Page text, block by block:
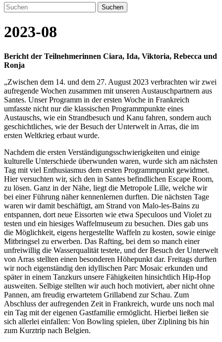
Suchen
2023-08
Bericht der Teilnehmerinnen Ciara, Ida, Viktoria, Rebecca und
Ronja
„Zwischen dem 14. und dem 27. August 2023 verbrachten wir zwei
aufregende Wochen zusammen mit unseren Austauschpartnern aus
Santes. Unser Programm in der ersten Woche in Frankreich
umfasste nicht nur die klassischen Programmpunkte eines
Austauschs, wie ein Strandbesuch und Kanu fahren, sondern auch
geschichtliches, wie der Besuch der Unterwelt in Arras, die im
ersten Weltkrieg erbaut wurde.
Nachdem die ersten Verständigungsschwierigkeiten und einige
kulturelle Unterschiede überwunden waren, wurde sich am nächsten
Tag mit viel Enthusiasmus dem ersten Programmpunkt gewidmet.
Hier versuchten wir, sich den in Santes befindlichen Escape Room,
zu lösen. Ganz in der Nähe, liegt die Metropole Lille, welche wir
bei einer Führung näher kennenlernen durften. Die nächsten Tage
waren wir damit beschäftigt, am Strand von Malo-les-Bains zu
entspannen, dort neue Eissorten wie etwa Speculoos und Violet zu
testen und ein hiesiges Waffelmuseum zu besuchen. Dies gab uns
die Möglichkeit, eigens hergestellte Waffeln zu kosten, sowie einige
Mitbringsel zu erwerben. Das Rafting, bei dem so manch einer
unfreiwillig die Wasserqualität testete, und der Besuch der Unterwelt
von Arras stellten einen besonderen Höhepunkt dar. Freitags durften
wir noch eigenständig den idyllischen Parc Mosaic erkunden und
später in einem Tanzkurs unsere Fähigkeiten hinsichtlich Hip-Hop
ausweiten. Selbige stellten wir auch hoch motiviert, aber nicht ohne
Pannen, am freudig erwartetem Grillabend zur Schau. Zum
Abschluss der aufregenden Zeit in Frankreich, wurde uns noch mal
ein Tag mit der eigenen Gastfamilie ermöglicht. Hierbei ließen sie
sich allerlei einfallen: Von Bowling spielen, über Ziplining bis hin
zum Kurztrip nach Belgien.